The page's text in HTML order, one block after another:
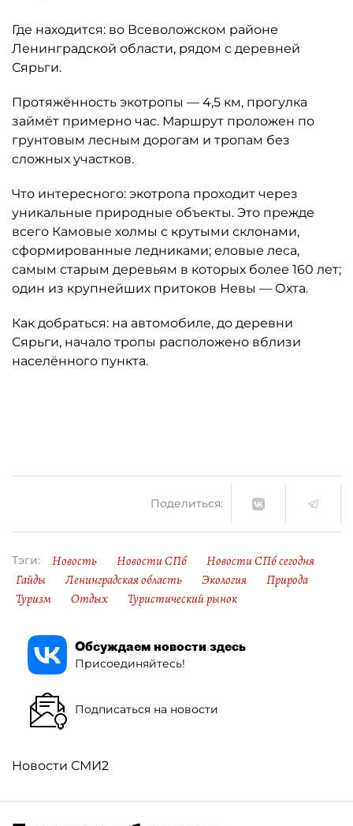
Где находится: во Всеволожском районе
Ленинградской области, рядом с деревней
Сярьги.
Протяжённость экотропы — 4,5 км, прогулка
займёт примерно час. Маршрут проложен по
грунтовым лесным дорогам и тропам без
сложных участков.
Что интересного: экотропа проходит через
уникальные природные объекты. Это прежде
всего Камовые холмы с крутыми склонами,
сформированные ледниками; еловые леса,
самым старым деревьям в которых более 160 лет;
один из крупнейших притоков Невы — Охта.
Как добраться: на автомобиле, до деревни
Сярьги, начало тропы расположено вблизи
населённого пункта.
Поделиться:
Тэги: Новость Новости СПб
Новости СПб сегодня
Гайды
Ленинградская область Экология
Природа
Туризм
Отдых Туристический рынок
Обсуждаем новости здесь
Присоединяйтесь!
Подписаться на новости
Новости СМИ2